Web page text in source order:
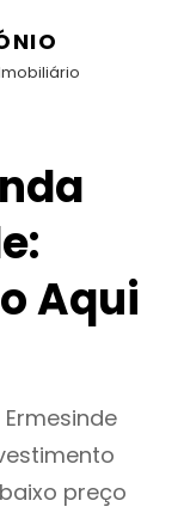
Aqui
preço